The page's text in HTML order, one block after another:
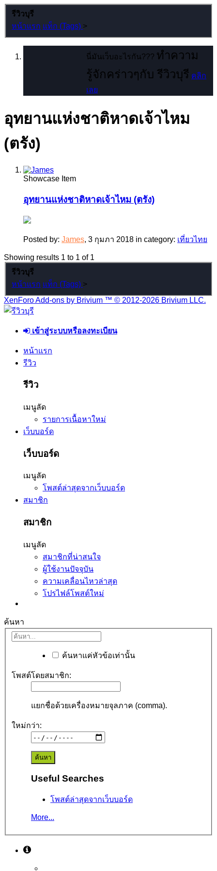
รีวิวบุรี
หน้าแรก แท็ก (Tags) >
นี่มันเว็บอะไรกัน??? ทำความ
รู้จักคร่าวๆกับ รีวิวบุรี คลิก
เลย
อุทยานแห่งชาติหาดเจ้าไหม
(ตรัง)
Showcase Item
อุทยานแห่งชาติหาดเจ้าไหม (ตรัง)
Posted by: James, 3 กุมภา 2018 in category: เที่ยวไทย
Showing results 1 to 1 of 1
รีวิวบุรี
หน้าแรก แท็ก (Tags) >
XenForo Add-ons by Brivium ™ © 2012-2026 Brivium LLC.
เข้าสู่ระบบหรือลงทะเบียน
หน้าแรก
รีวิว
รีวิว
เมนูลัด
รายการเนื้อหาใหม่
เว็บบอร์ด
เว็บบอร์ด
เมนูลัด
โพสต์ล่าสุดจากเว็บบอร์ด
สมาชิก
สมาชิก
เมนูลัด
สมาชิกที่น่าสนใจ
ผู้ใช้งานปัจจุบัน
ความเคลื่อนไหวล่าสุด
โปรไฟล์โพสต์ใหม่
ค้นหา
ค้นหาแค่หัวข้อเท่านั้น
โพสต์โดยสมาชิก:
แยกชื่อด้วยเครื่องหมายจุลภาค (comma).
ใหม่กว่า:
Useful Searches
โพสต์ล่าสุดจากเว็บบอร์ด
More...